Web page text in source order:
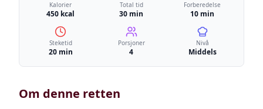
Kalorier
450 kcal
Total tid
30 min
Forberedelse
10 min
Steketid
20 min
Porsjoner
4
Nivå
Middels
Om denne retten